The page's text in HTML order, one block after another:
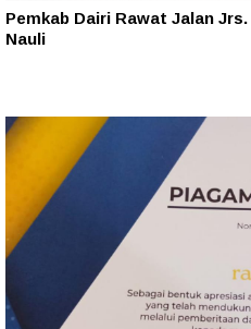
Pemkab Dairi Rawat Jalan
Nauli